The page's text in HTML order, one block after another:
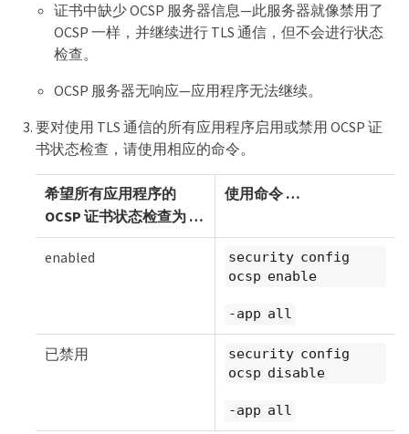
证书中缺少 OCSP 服务器信息—此服务器就像禁用了
OCSP 一样，并继续进行 TLS 通信，但不会进行状态
检查。
OCSP 服务器无响应—应用程序无法继续。
要对使用 TLS 通信的所有应用程序启用或禁用 OCSP 证
书状态检查，请使用相应的命令。
希望所有应用程序的
OCSP 证书状态检查为 …​
使用命令 …​
enabled
security config
ocsp enable
-app all
已禁用
security config
ocsp disable
-app all